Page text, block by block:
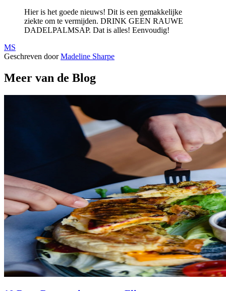
Hier is het goede nieuws! Dit is een gemakkelijke
ziekte om te vermijden. DRINK GEEN RAUWE
DADELPALMSAP. Dat is alles! Eenvoudig!
MS
Geschreven door Madeline Sharpe
Meer van de Blog